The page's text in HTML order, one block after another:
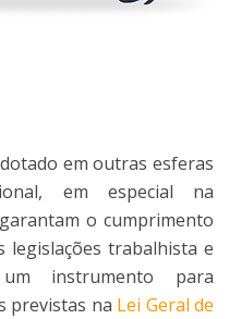
em outras esferas
em especial na
o cumprimento
legislações trabalhista e
instrumento para
previstas na Lei Geral de